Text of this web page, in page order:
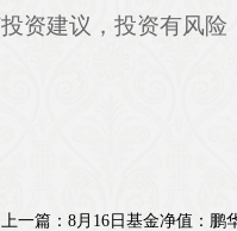
资建议，投资有风险
上一篇： 8月16日基金净值：鹏